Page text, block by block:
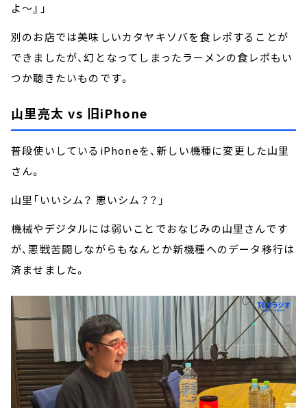
よ～』」
別のお店では美味しいカタヤキソバを食レポすることが
できましたが、幻となってしまったラーメンの食レポもい
つか聴きたいものです。
山里亮太 vs 旧iPhone
普段使いしているiPhoneを、新しい機種に変更した山里
さん。
山里「いいシム？ 悪いシム？？」
機械やデジタルには弱いことでおなじみの山里さんです
が、悪戦苦闘しながらもなんとか新機種へのデータ移行は
済ませました。